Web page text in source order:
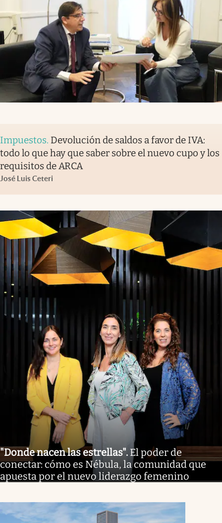
Impuestos. Devolución de saldos a favor de IVA:
todo lo que hay que saber sobre el nuevo cupo y los
requisitos de ARCA
José Luis Ceteri
"Donde nacen las estrellas". El poder de
conectar: cómo es Nébula, la comunidad que
apuesta por el nuevo liderazgo femenino